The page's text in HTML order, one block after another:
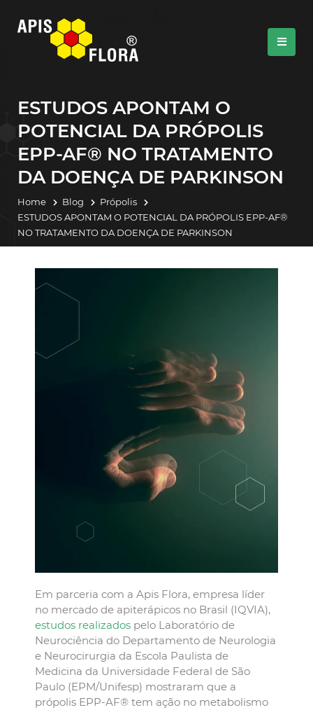
ESTUDOS APONTAM O
POTENCIAL DA PRÓPOLIS
EPP-AF® NO TRATAMENTO
DA DOENÇA DE PARKINSON
Home Blog
Própolis
ESTUDOS APONTAM O POTENCIAL DA PRÓPOLIS EPP-AF®
NO TRATAMENTO DA DOENÇA DE PARKINSON
Em parceria com a Apis Flora, empresa líder
no mercado de apiterápicos no Brasil (IQVIA),
estudos realizados pelo Laboratório de
Neurociência do Departamento de Neurologia
e Neurocirurgia da Escola Paulista de
Medicina da Universidade Federal de São
Paulo (EPM/Unifesp) mostraram que a
própolis EPP-AF® tem ação no metabolismo